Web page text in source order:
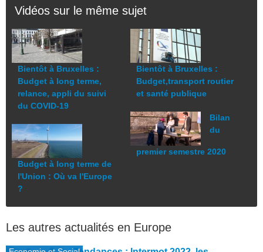
Vidéos sur le même sujet
Bientôt à Bruxelles :
Budget à long terme,
relance, appli du suivi
du COVID-19
Budget à long terme de
l'Union : Où va l'Europe
?
Bientôt à Bruxelles :
Budget,transport routier
et santé publique
Bilan
du
premier semestre 2020
Les autres actualités en Europe